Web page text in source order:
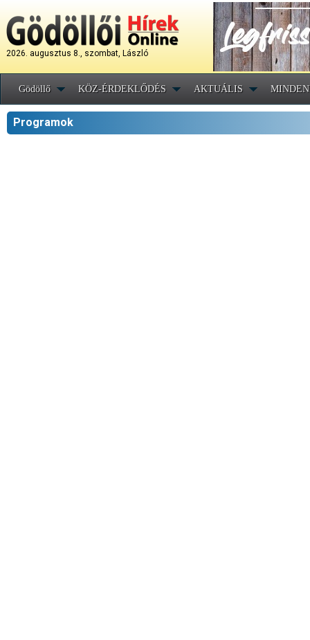
2026. augusztus 8., szombat, László
Gödöllő KÖZ-ÉRDEKLŐDÉS AKTUÁLIS
Programok